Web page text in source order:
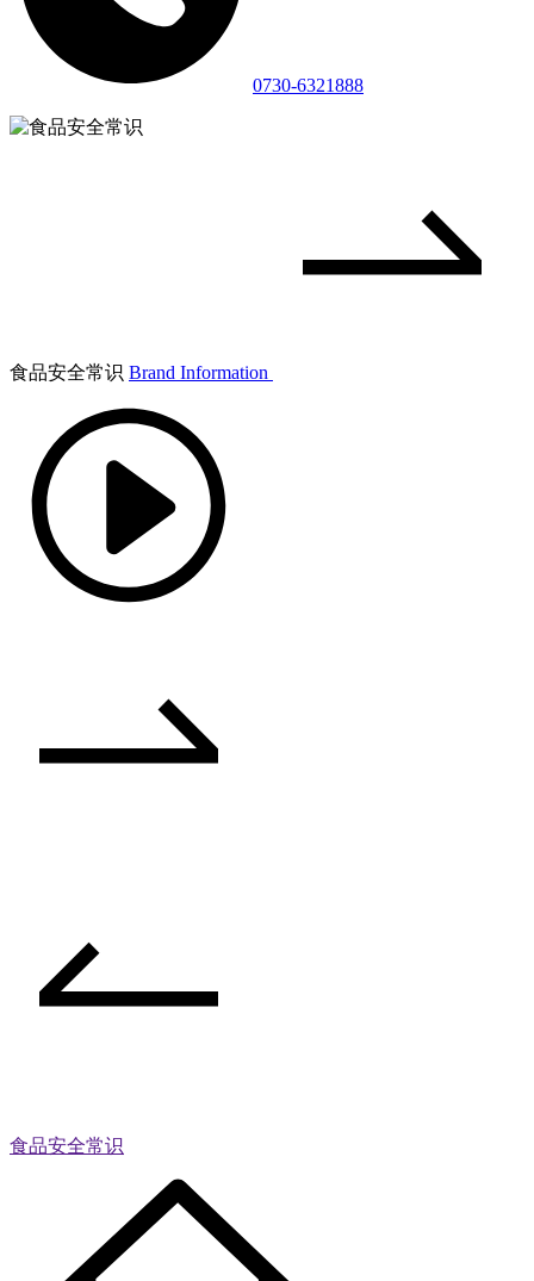
0730-6321888
食品安全常识 Brand Information
食品安全常识